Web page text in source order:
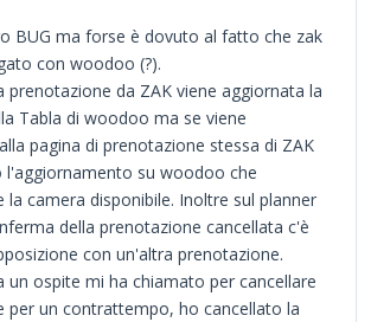
BUG ma forse è dovuto al fatto che zak
con woodoo (?).
prenotazione da ZAK viene aggiornata la
Tabla di woodoo ma se viene
pagina di prenotazione stessa di ZAK
su woodoo che
la camera disponibile. Inoltre sul planner
della prenotazione cancellata c'è
con un'altra prenotazione.
un ospite mi ha chiamato per cancellare
per un contrattempo, ho cancellato la